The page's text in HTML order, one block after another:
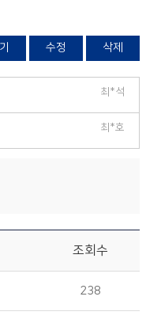
수정 삭제
최*석
최*호
조회수
238